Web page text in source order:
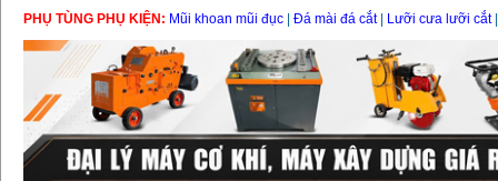
PHỤ TÙNG PHỤ KIỆN: Mũi khoan mũi đục Đá mài đá cắt| Lưỡi cưa lưỡi cắt